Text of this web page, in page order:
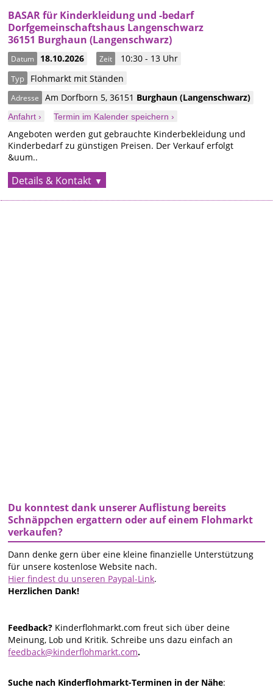
BASAR für Kinderkleidung und -bedarf
Dorfgemeinschaftshaus Langenschwarz
36151 Burghaun (Langenschwarz)
Datum 18.10.2026 Zeit 10:30 - 13 Uhr
Typ Flohmarkt mit Ständen
Adresse Am Dorfborn 5,36151 Burghaun(Langenschwarz)
Anfahrt › Termin im Kalender speichern ›
Angeboten werden gut gebrauchte Kinderbekleidung und
Kinderbedarf zu günstigen Preisen. Der Verkauf erfolgt
&uum..
Details & Kontakt
Du konntest dank unserer Auflistung bereits
Schnäppchen ergattern oder auf einem Flohmarkt
verkaufen?
Dann denke gern über eine kleine finanzielle Unterstützung
für unsere kostenlose Website nach.
Hier findest du unseren Paypal-Link.
Herzlichen Dank!
Feedback? Kinderflohmarkt.com freut sich über deine
Meinung, Lob und Kritik. Schreibe uns dazu einfach an
feedback@kinderflohmarkt.com.
Suche nach Kinderflohmarkt-Terminen in der Nähe: